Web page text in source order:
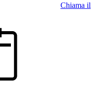
Chiama il